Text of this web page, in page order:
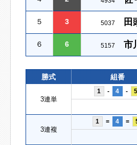
５ 3 5037
６ 6 5157
勝式 組番
3連単
1 - 4 - 5
3連複
1 = 4 =